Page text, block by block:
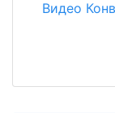
Видео